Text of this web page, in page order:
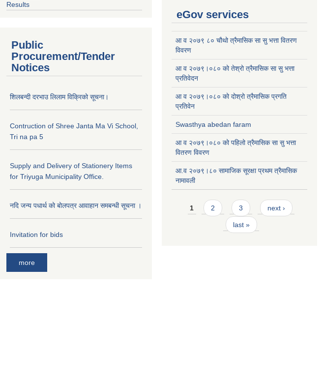
Results
Public
Procurement/Tender
Notices
शिलबन्दी दरभाउ लिलाम विक्रिको सूचना।
Contruction of Shree Janta Ma Vi School,
Tri na pa 5
Supply and Delivery of Stationery Items
for Triyuga Municipality Office.
नदि जन्य पधार्थ को बोलपत्र आवाहान समबन्धी सूचना ।
Invitation for bids
more
eGov services
आ व २०७९ ८० चौथो त्रैमासिक सा सु भत्ता वितरण
विवरण
आ व २०७९।०८० को तेश्रो त्रैमासिक सा सु भत्ता
प्रतिवेदन
आ व २०७९।०८० को दोश्रो त्रैमासिक प्रगति
प्रतिवेन
Swasthya abedan faram
आ व २०७९।०८० को पहिलो त्रैमासिक सा सु भत्ता
वितरण विवरण
आ.व २०७९।८० सामाजिक सूरक्षा प्रथम त्रैमासिक
नामावली
Pages
1 2 3 next ›
last »